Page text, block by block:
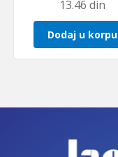
13.46 din
Dodaj u korpu